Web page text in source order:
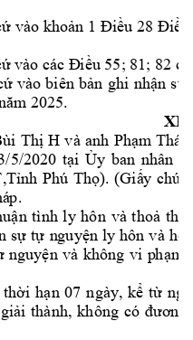
vào khoản 1 Điều 28 Điều
vào các Điều 55; 81; 82
vào biên bản ghi nhận sự
2025.
ùi Thị H và anh Phạm Thái
5/2020 tại Ủy ban nhân
,Tỉnh Phú Thọ). (Giấy
p.
tình ly hôn và thoả
sự tự nguyện ly hôn và
nguyện và không vi phạm
thời hạn 07 ngày, kể từ
giải thành, không có đương